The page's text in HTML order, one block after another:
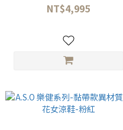
NT$4,995